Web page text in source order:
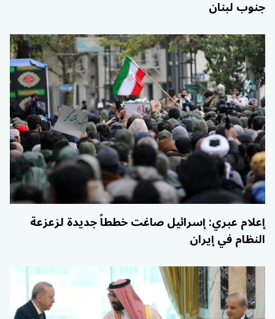
جنوب لبنان
إعلام عبري: إسرائيل صاغت خططاً جديدة لزعزعة
النظام في إيران